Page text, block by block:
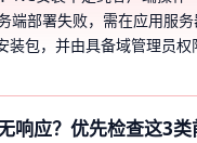
端部署失败，需在应用服务
装包，并由具备域管理员
响应？优先检查这3